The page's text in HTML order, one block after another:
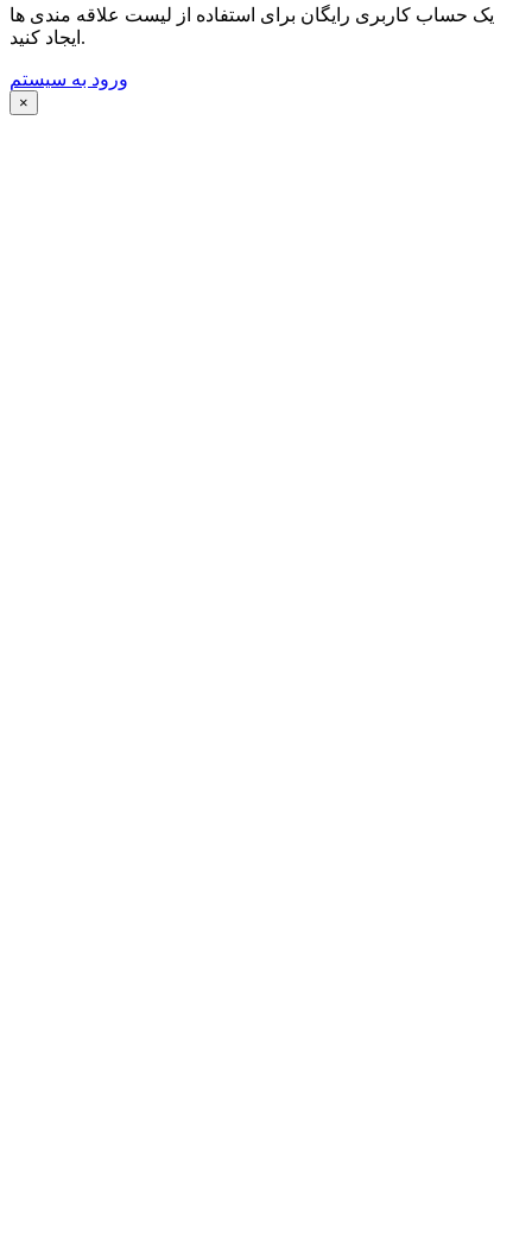
یک حساب کاربری رایگان برای استفاده از لیست علاقه مندی ها
ایجاد کنید.
ورود به سیستم
×